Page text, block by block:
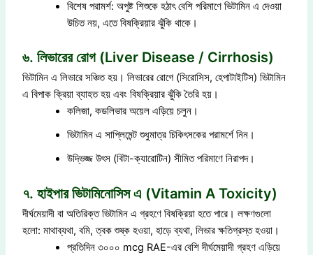
বিশেষ পরামর্শ: অপুষ্ট শিশুকে হঠাৎ বেশি পরিমাণে ভিটামিন এ দেওয়া
উচিত নয়, এতে বিষক্রিয়ার ঝুঁকি থাকে।
৬. লিভারের রোগ (Liver Disease / Cirrhosis)
ভিটামিন এ লিভারে সঞ্চিত হয়। লিভারের রোগে (সিরোসিস, হেপাটাইটিস) ভিটামিন
এ বিপাক ক্রিয়া ব্যাহত হয় এবং বিষক্রিয়ার ঝুঁকি তৈরি হয়।
কলিজা, কডলিভার অয়েল এড়িয়ে চলুন।
ভিটামিন এ সাপ্লিমেন্ট শুধুমাত্র চিকিৎসকের পরামর্শে নিন।
উদ্ভিজ্জ উৎস (বিটা-ক্যারোটিন) সীমিত পরিমাণে নিরাপদ।
৭. হাইপার ভিটামিনোসিস এ (Vitamin A Toxicity)
দীর্ঘমেয়াদী বা অতিরিক্ত ভিটামিন এ গ্রহণে বিষক্রিয়া হতে পারে। লক্ষণগুলো
হলো: মাথাব্যথা, বমি, ত্বক শুষ্ক হওয়া, হাড়ে ব্যথা, লিভার ক্ষতিগ্রস্ত হওয়া।
প্রতিদিন ৩০০০ mcg RAE-এর বেশি দীর্ঘমেয়াদী গ্রহণ এড়িয়ে